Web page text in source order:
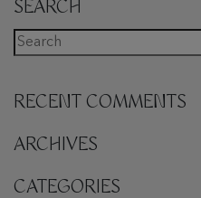
SEARCH
RECENT COMMENTS
ARCHIVES
CATEGORIES